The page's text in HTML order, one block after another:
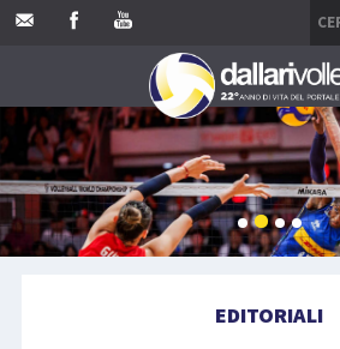
HOME
EDITORIALI
EDITORIALI